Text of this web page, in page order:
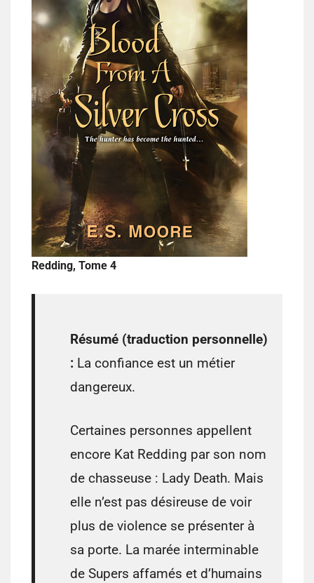
Redding, Tome 4
Résumé (traduction personnelle)
: La confiance est un métier
dangereux.
Certaines personnes appellent
encore Kat Redding par son nom
de chasseuse : Lady Death. Mais
elle n’est pas désireuse de voir
plus de violence se présenter à
sa porte. La marée interminable
de Supers affamés et d’humains